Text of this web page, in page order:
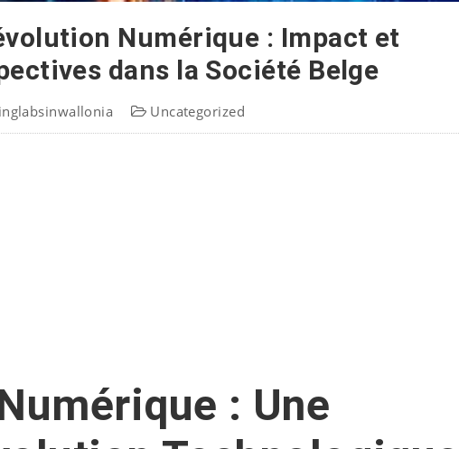
Numérique : Impact et
dans la Société Belge
Uncategorized
: Une